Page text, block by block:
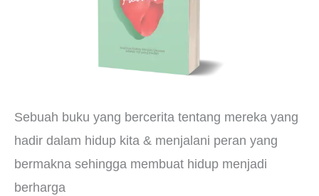
Sebuah buku yang bercerita tentang mereka yang
hadir dalam hidup kita & menjalani peran yang
bermakna sehingga membuat hidup menjadi
berharga